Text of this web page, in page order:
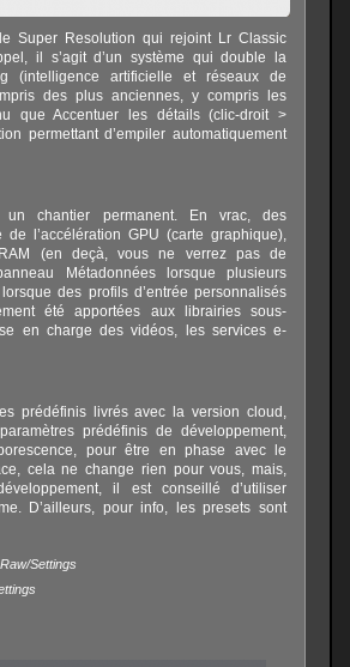
Super Resolution qui rejoint Lr Classic
il s’agit d’un système qui double la
(intelligence artificielle et réseaux de
des plus anciennes, y compris les
que Accentuer les détails (clic-droit >
permettant d’empiler automatiquement
chantier permanent. En vrac, des
l’accélération GPU (carte graphique),
(en deçà, vous ne verrez pas de
Métadonnées lorsque plusieurs
des profils d’entrée personnalisés
été apportées aux librairies sous-
en charge des vidéos, les services e-
prédéfinis livrés avec la version cloud,
prédéfinis de développement,
pour être en phase avec le
cela ne change rien pour vous, mais,
il est conseillé d’utiliser
D’ailleurs, pour info, les presets sont
Settings